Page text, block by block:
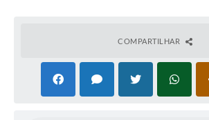
COMPARTILHAR